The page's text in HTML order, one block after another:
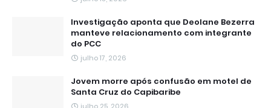
Investigação aponta que Deolane Bezerra
manteve relacionamento com integrante
do PCC
julho 17, 2026
Jovem morre após confusão em motel de
Santa Cruz do Capibaribe